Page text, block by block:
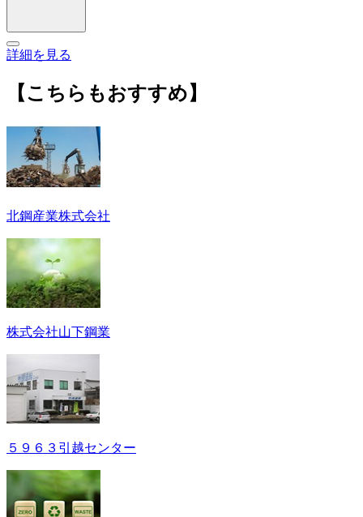
詳細を見る
【こちらもおすすめ】
北鋼産業株式会社
株式会社山下鋼業
５９６３引越センター